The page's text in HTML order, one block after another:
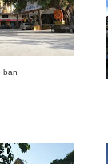
ban